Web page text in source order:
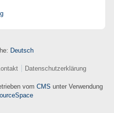
Deutsch
Datenschutzerklärung
vom CMS unter Verwendung